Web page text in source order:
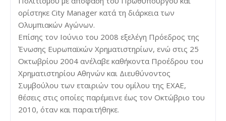
ορίστηκε City Manager κατά τη διάρκεια των
Ολυμπιακών Αγώνων.
Επίσης τον Ιούνιο του 2008 εξελέγη Πρόεδρος της
Ένωσης Ευρωπαϊκών Χρηματιστηρίων, ενώ στις 25
Οκτωβρίου 2004 ανέλαβε καθήκοντα Προέδρου του
Χρηματιστηρίου Αθηνών και Διευθύνοντος
Συμβούλου των εταιριών του ομίλου της ΕΧΑΕ,
θέσεις στις οποίες παρέμεινε έως τον Οκτώβριο του
2010, όταν και παραιτήθηκε.